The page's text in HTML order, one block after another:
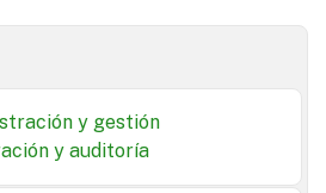
y gestión
y auditoría